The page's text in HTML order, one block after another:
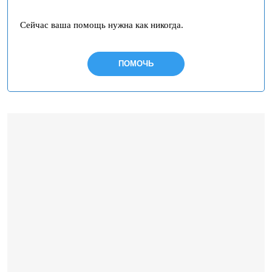
Сейчас ваша помощь нужна как никогда.
ПОМОЧЬ